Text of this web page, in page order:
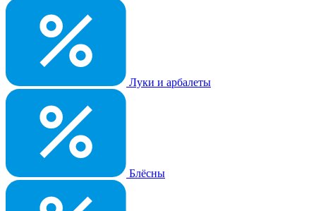
Луки и арбалеты
Блёсны